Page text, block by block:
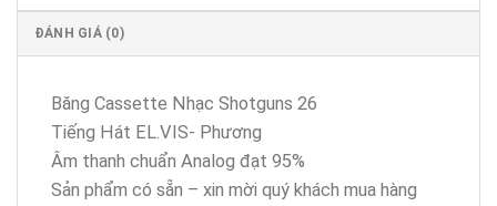
ĐÁNH GIÁ (0)
Băng Cassette Nhạc Shotguns 26
Tiếng Hát EL.VIS- Phương
Âm thanh chuẩn Analog đạt 95%
Sản phẩm có sẵn – xin mời quý khách mua hàng